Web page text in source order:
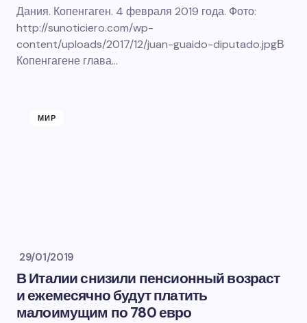
Дания. Копенгаген. 4 февраля 2019 года. Фото:
http://sunoticiero.com/wp-
content/uploads/2017/12/juan-guaido-diputado.jpgВ
Копенгагене глава…
МИР
29/01/2019
В Италии снизили пенсионный возраст
и ежемесячно будут платить
малоимущим по 780 евро